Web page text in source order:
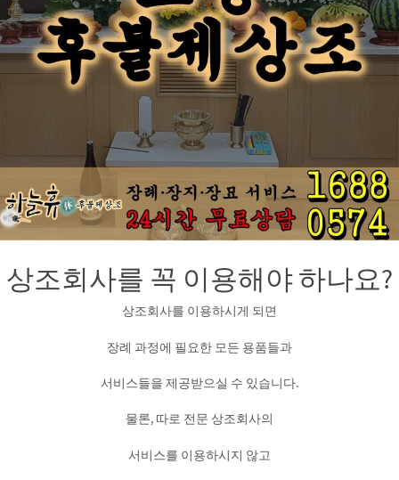
상조회사를 꼭 이용해야 하나요?
상조회사를 이용하시게 되면
장례 과정에 필요한 모든 용품들과
서비스들을 제공받으실 수 있습니다.
물론, 따로 전문 상조회사의
서비스를 이용하시지 않고